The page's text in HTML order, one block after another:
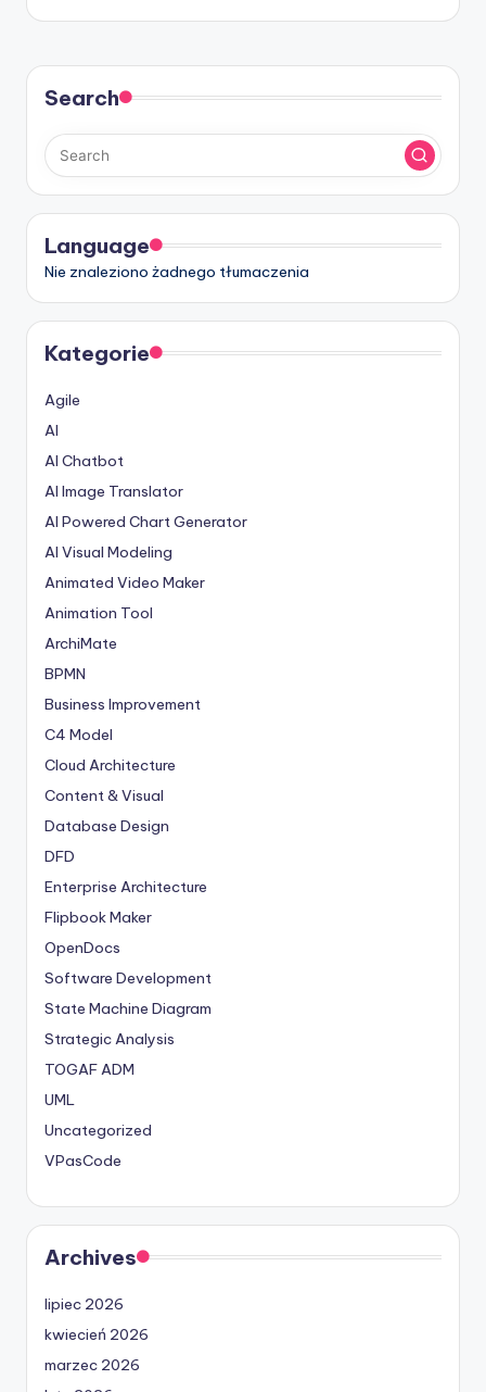
Search
Language
Nie znaleziono żadnego tłumaczenia
Kategorie
Agile
AI
AI Chatbot
AI Image Translator
AI Powered Chart Generator
AI Visual Modeling
Animated Video Maker
Animation Tool
ArchiMate
BPMN
Business Improvement
C4 Model
Cloud Architecture
Content & Visual
Database Design
DFD
Enterprise Architecture
Flipbook Maker
OpenDocs
Software Development
State Machine Diagram
Strategic Analysis
TOGAF ADM
UML
Uncategorized
VPasCode
Archives
lipiec 2026
kwiecień 2026
marzec 2026